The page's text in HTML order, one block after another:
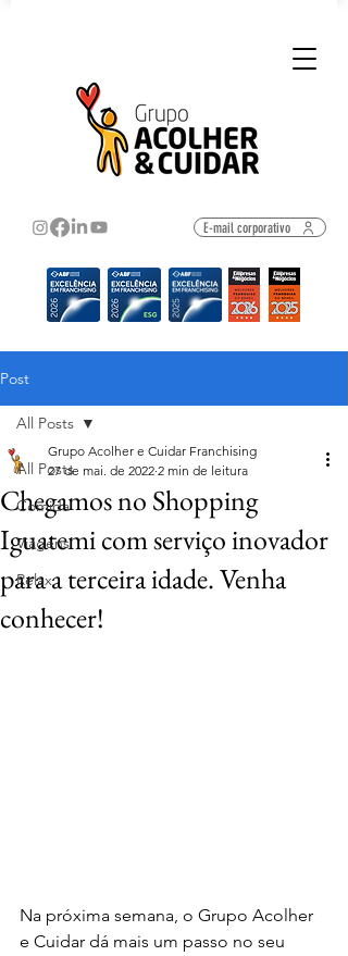
E-mail corporativo
Post
All Posts
Comida
Viagens
Relax
All Posts
Chegamos no Shopping
Iguatemi com serviço inovador
para a terceira idade. Venha
conhecer!
Grupo Acolher e Cuidar Franchising
27 de mai. de 2022 2 min de leitura
Na próxima semana, o Grupo Acolher
e Cuidar dá mais um passo no seu